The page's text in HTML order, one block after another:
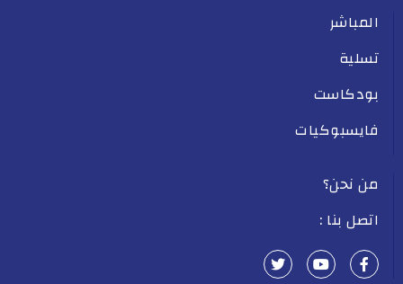
المباشر
تسلية
بودكاست
فايسبوكيات
من نحن؟
اتصل بنا :